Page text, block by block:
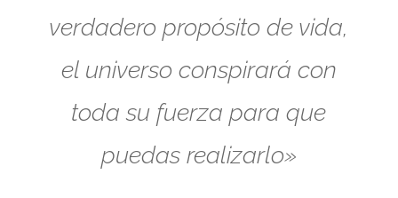
verdadero propósito de vida,
el universo conspirará con
toda su fuerza para que
puedas realizarlo»